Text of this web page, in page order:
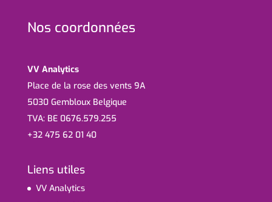
Nos coordonnées
VV Analytics
Place de la rose des vents 9A
5030 Gembloux Belgique
TVA: BE 0676.579.255
+32 475 62 01 40
Liens utiles
VV Analytics